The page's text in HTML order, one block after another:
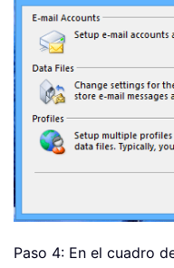
Paso 4: En el cuadro